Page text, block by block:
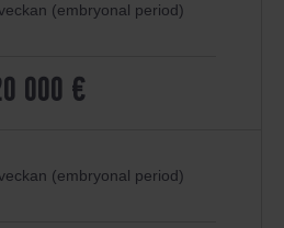
(embryonal period)
000 €
(embryonal period)